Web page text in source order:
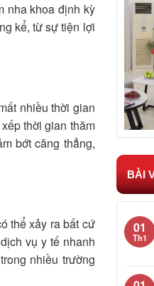
nha khoa định kỳ
kể, từ sự tiện lợi
nhiều thời gian
thời gian thăm
bớt căng thẳng,
thể xảy ra bất cứ
vụ y tế nhanh
nhiều trường
BÀI
01
Th1